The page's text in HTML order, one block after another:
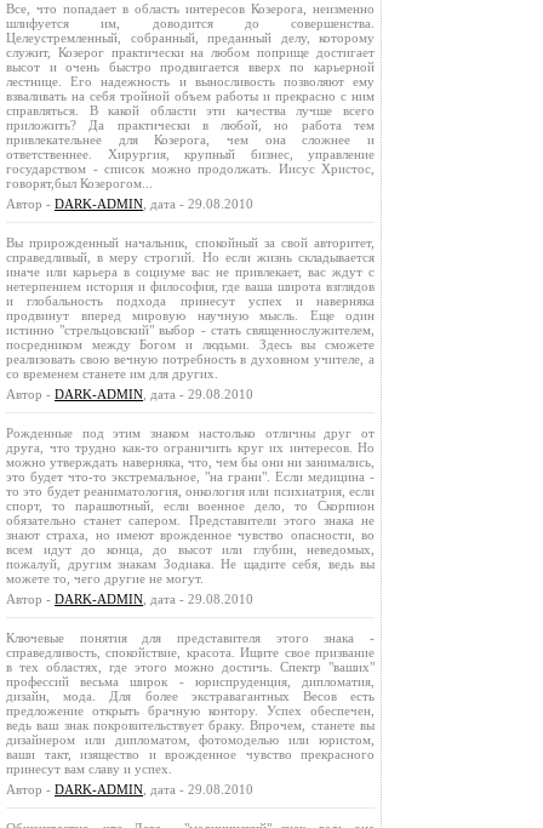
Все, что попадает в область интересов Козерога, неизменно
шлифуется им, доводится до совершенства.
Целеустремленный, собранный, преданный делу, которому
служит, Козерог практически на любом поприще достигает
высот и очень быстро продвигается вверх по карьерной
лестнице. Его надежность и выносливость позволяют ему
взваливать на себя тройной объем работы и прекрасно с ним
справляться. В какой области эти качества лучше всего
приложить? Да практически в любой, но работа тем
привлекательнее для Козерога, чем она сложнее и
ответственнее. Хирургия, крупный бизнес, управление
государством - список можно продолжать. Иисус Христос,
говорят,был Козерогом...
Автор - DARK-ADMIN , дата - 29.08.2010
Вы прирожденный начальник, спокойный за свой авторитет,
справедливый, в меру строгий. Но если жизнь складывается
иначе или карьера в социуме вас не привлекает, вас ждут с
нетерпением история и философия, где ваша широта взглядов
и глобальность подхода принесут успех и наверняка
продвинут вперед мировую научную мысль. Еще один
истинно "стрельцовский" выбор - стать священнослужителем,
посредником между Богом и людьми. Здесь вы сможете
реализовать свою вечную потребность в духовном учителе, а
со временем станете им для других.
Автор - DARK-ADMIN , дата - 29.08.2010
Рожденные под этим знаком настолько отличны друг от
друга, что трудно как-то ограничить круг их интересов. Но
можно утверждать наверняка, что, чем бы они ни занимались,
это будет что-то экстремальное, "на грани". Если медицина -
то это будет реаниматология, онкология или психиатрия, если
спорт, то парашютный, если военное дело, то Скорпион
обязательно станет сапером. Представители этого знака не
знают страха, но имеют врожденное чувство опасности, во
всем идут до конца, до высот или глубин, неведомых,
пожалуй, другим знакам Зодиака. Не щадите себя, ведь вы
можете то, чего другие не могут.
Автор - DARK-ADMIN , дата - 29.08.2010
Ключевые понятия для представителя этого знака -
справедливость, спокойствие, красота. Ищите свое призвание
в тех областях, где этого можно достичь. Спектр "ваших"
профессий весьма широк - юриспруденция, дипломатия,
дизайн, мода. Для более экстравагантных Весов есть
предложение открыть брачную контору. Успех обеспечен,
ведь ваш знак покровительствует браку. Впрочем, станете вы
дизайнером или дипломатом, фотомоделью или юристом,
ваши такт, изящество и врожденное чувство прекрасного
принесут вам славу и успех.
Автор - DARK-ADMIN , дата - 29.08.2010